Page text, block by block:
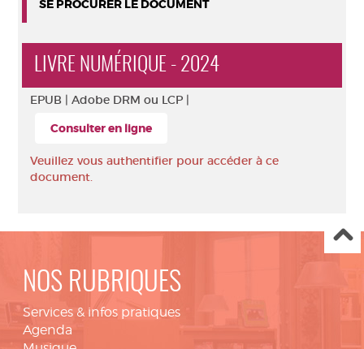
SE PROCURER LE DOCUMENT
LIVRE NUMÉRIQUE - 2024
EPUB | Adobe DRM ou LCP |
Consulter en ligne
Veuillez vous authentifier pour accéder à ce
document.
NOS RUBRIQUES
Services & infos pratiques
Agenda